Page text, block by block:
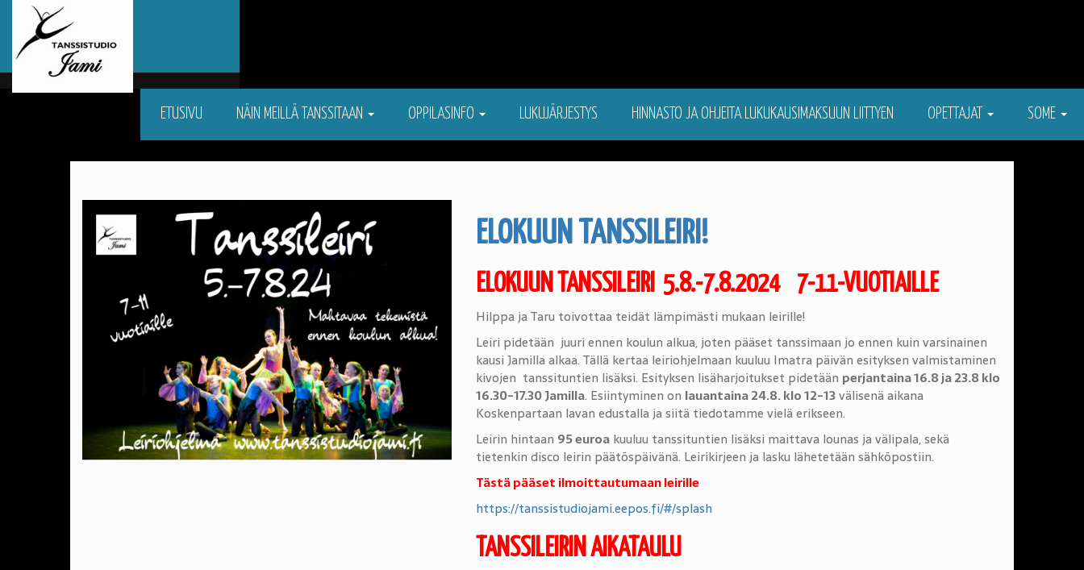
ETUSIVU NÄIN MEILLÄ TANSSITAAN OPPILASINFO LUKUJÄRJESTYS HINNASTO JA OHJEITA LUKUKAUSIMAKSUUN LIITTYEN OPETTAJAT SOME
ELOKUUN TANSSILEIRI!
ELOKUUN TANSSILEIRI 5.8.-7.8.2024 7-11-VUOTIAILLE
Hilppa ja Taru toivottaa teidät lämpimästi mukaan leirille!
Leiri pidetään juuri ennen koulun alkua, joten pääset tanssimaan jo ennen kuin varsinainen
kausi Jamilla alkaa. Tällä kertaa leiriohjelmaan kuuluu Imatra päivän esityksen valmistaminen
kivojen tanssituntien lisäksi. Esityksen lisäharjoitukset pidetään perjantaina 16.8 ja 23.8 klo
16.30-17.30 Jamilla. Esiintyminen on lauantaina 24.8. klo 12-13välisenä aikana
Koskenpartaan lavan edustalla ja siitä tiedotamme vielä erikseen.
Leirin hintaan 95 euroakuuluu tanssituntien lisäksi maittava lounas ja välipala, sekä
tietenkin disco leirin päätöspäivänä. Leirikirjeen ja lasku lähetetään sähköpostiin.
Tästä pääset ilmoittautumaan leirille
https://tanssistudiojami.eepos.fi/#/splash
TANSSILEIRIN AIKATAULU